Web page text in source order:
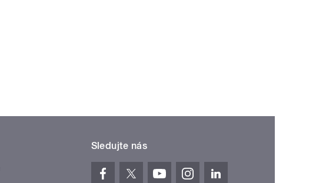
Sledujte nás